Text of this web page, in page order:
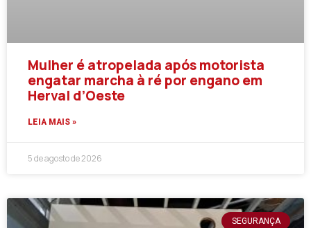
Mulher é atropelada após motorista
engatar marcha à ré por engano em
Herval d’Oeste
LEIA MAIS »
5 de agosto de 2026
SEGURANÇA